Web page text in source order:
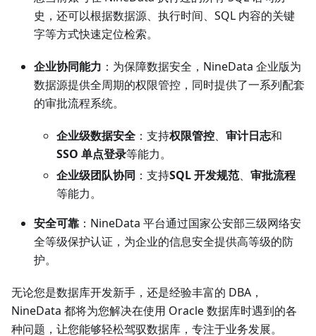
史，还可以根据数据源、执行时间、SQL 内容的关键
字等方式快速定位检索。
企业协同能力 ：为保障数据安全，NineData 企业版为
数据源提供全周期的权限管控，同时提供了一系列配套
的审批流程系统。
企业级数据安全 ：支持权限管控、 审计日志和
SSO 单点登录等能力。
企业级团队协同 ：支持SQL 开发规范、 审批流程
等能力。
安全可靠 ：NineData 平台通过国家公安部三级网络安
全等级保护认证，为企业的信息安全提供高等级的防
护。
无论您是数据库开发新手，还是经验丰富的 DBA，
NineData 都将为您解决在使用 Oracle 数据库时遇到的各
种问题，让您能够轻松驾驭数据库，专注于业务发展。